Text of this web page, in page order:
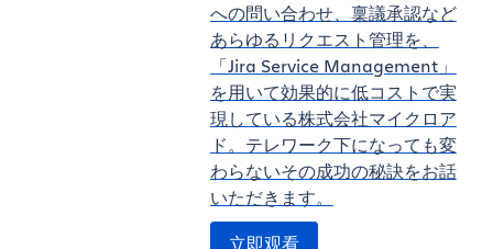
への問い合わせ、稟議承認など
あらゆるリクエスト管理を、
「Jira Service Management」
を用いて効果的に低コストで実
現している株式会社マイクロア
ド。テレワーク下になっても変
わらないその成功の秘訣をお話
いただきます。
立即观看